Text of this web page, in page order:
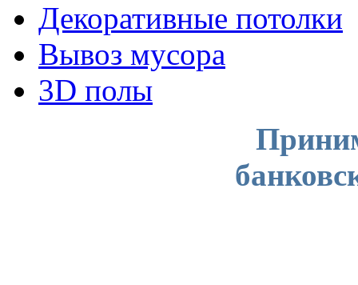
Декоративные потолки
Вывоз мусора
3D полы